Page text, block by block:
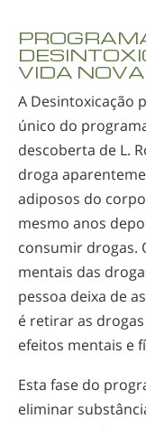
VIDA NOVA
A Desintoxicação
único do
descoberta de L.
droga
adiposos do
mesmo anos
consumir drogas.
mentais das
pessoa deixa de
é retirar as
efeitos mentais e
Esta fase do
eliminar